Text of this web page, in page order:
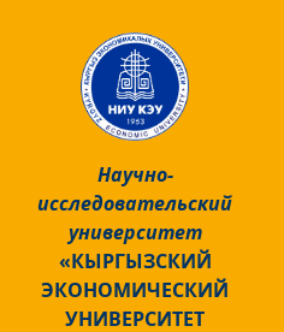
Научно-
исследовательский
университет
«КЫРГЫЗСКИЙ
ЭКОНОМИЧЕСКИЙ
УНИВЕРСИТЕТ